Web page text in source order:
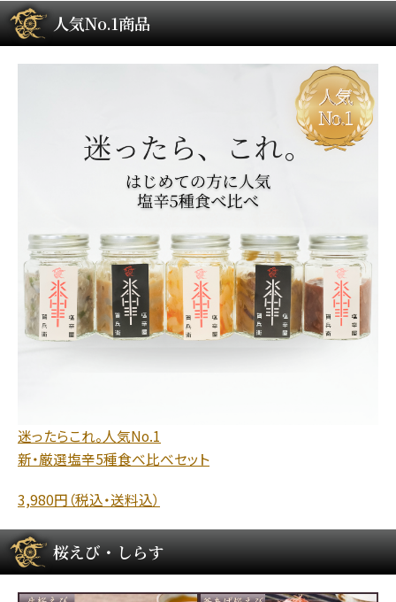
人気No.1商品
迷ったらこれ。人気No.1
新・厳選塩辛5種食べ比べセット
3,980円（税込・送料込）
桜えび・しらす